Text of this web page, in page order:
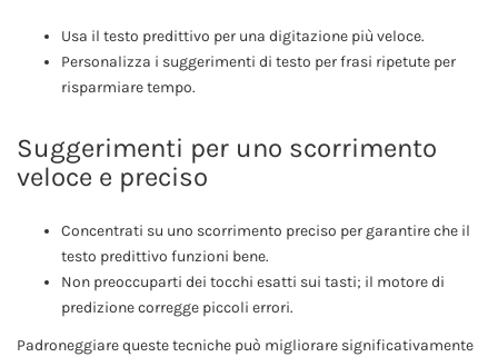
Usa il testo predittivo per una digitazione più veloce.
Personalizza i suggerimenti di testo per frasi ripetute per
risparmiare tempo.
Suggerimenti per uno scorrimento
veloce e preciso
Concentrati su uno scorrimento preciso per garantire che il
testo predittivo funzioni bene.
Non preoccuparti dei tocchi esatti sui tasti; il motore di
predizione corregge piccoli errori.
Padroneggiare queste tecniche può migliorare significativamente